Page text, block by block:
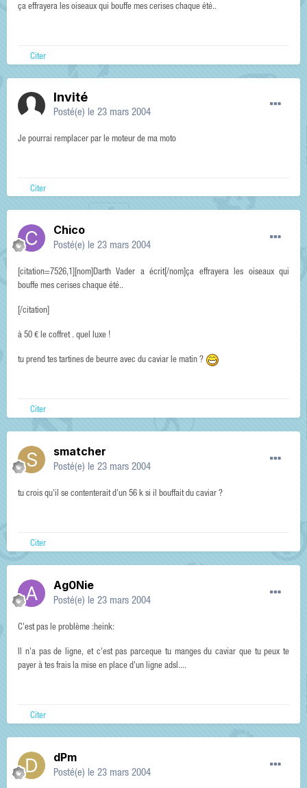
ça effrayera les oiseaux qui bouffe mes cerises chaque été..
Citer
Invité
Posté(e) le 23 mars 2004
Je pourrai remplacer par le moteur de ma moto
Citer
Chico
Posté(e) le 23 mars 2004
[citation=7526,1][nom]Darth Vader a écrit[/nom]ça effrayera les oiseaux qui
bouffe mes cerises chaque été..
[/citation]
à 50 € le coffret . quel luxe !
tu prend tes tartines de beurre avec du caviar le matin ?
Citer
smatcher
Posté(e) le 23 mars 2004
tu crois qu'il se contenterait d'un 56 k si il bouffait du caviar ?
Citer
Ag0Nie
Posté(e) le 23 mars 2004
C'est pas le problème :heink:
Il n'a pas de ligne, et c'est pas parceque tu manges du caviar que tu peux te
payer à tes frais la mise en place d'un ligne adsl....
Citer
dPm
Posté(e) le 23 mars 2004